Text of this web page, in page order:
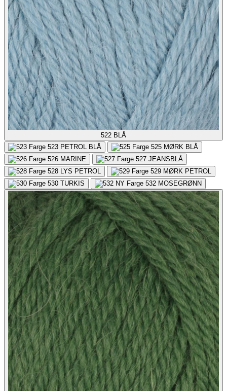
522 BLÅ
523 PETROL BLÅ 525 MØRK BLÅ
526 MARINE 527 JEANSBLÅ
528 LYS PETROL 529 MØRK PETROL
530 TURKIS 532 MOSEGRØNN